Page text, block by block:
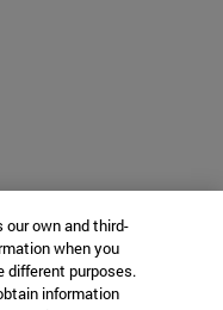
own and third-
when you
different purposes.
information